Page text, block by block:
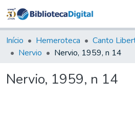
&
Coleções
Tudo na
Digital
Início Hemeroteca
Nervio
Nervio, 1959, n 14
Nervio, 1959, n 14